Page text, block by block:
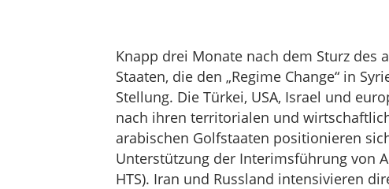
Knapp drei Monate nach dem Sturz des
Staaten, die den „Regime Change“ in
Stellung. Die Türkei, USA, Israel und
nach ihren territorialen und
arabischen Golfstaaten positionieren
Unterstützung der Interimsführung von
HTS). Iran und Russland intensivieren